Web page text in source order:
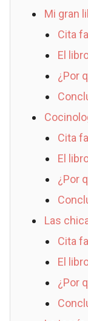
Mi gran
Cita
El
¿Por
Cita
El
¿Por
Las
Cita
El
¿Por